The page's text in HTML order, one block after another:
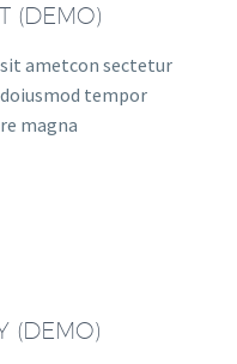
(DEMO)
ametcon sectetur
tempor
magna
(DEMO)